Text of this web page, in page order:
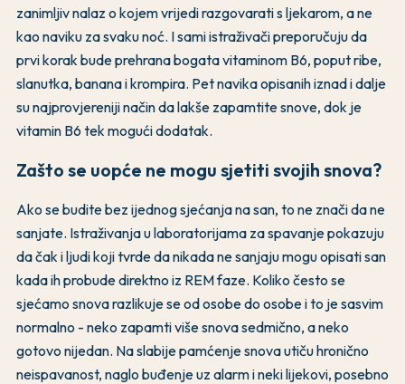
zanimljiv nalaz o kojem vrijedi razgovarati s ljekarom, a ne
kao naviku za svaku noć. I sami istraživači preporučuju da
prvi korak bude prehrana bogata vitaminom B6, poput ribe,
slanutka, banana i krompira. Pet navika opisanih iznad i dalje
su najprovjereniji način da lakše zapamtite snove, dok je
vitamin B6 tek mogući dodatak.
Zašto se uopće ne mogu sjetiti svojih snova?
Ako se budite bez ijednog sjećanja na san, to ne znači da ne
sanjate. Istraživanja u laboratorijama za spavanje pokazuju
da čak i ljudi koji tvrde da nikada ne sanjaju mogu opisati san
kada ih probude direktno iz REM faze. Koliko često se
sjećamo snova razlikuje se od osobe do osobe i to je sasvim
normalno - neko zapamti više snova sedmično, a neko
gotovo nijedan. Na slabije pamćenje snova utiču hronično
neispavanost, naglo buđenje uz alarm i neki lijekovi, posebno